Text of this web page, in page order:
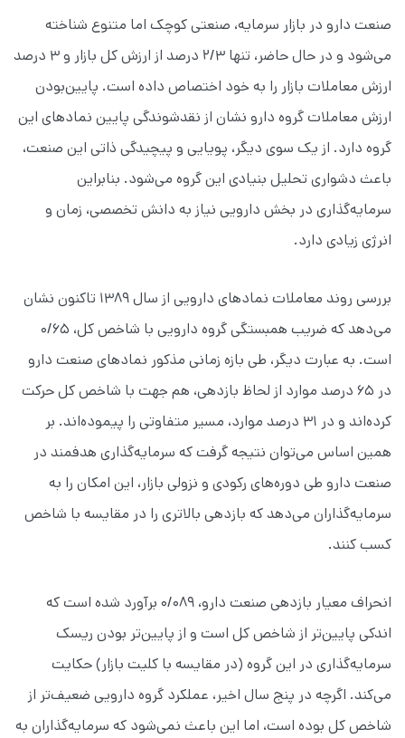
صنعت دارو در بازار سرمایه، صنعتی کوچک اما متنوع شناخته
می‌شود و در حال حاضر، تنها ۲/۳ درصد از ارزش کل بازار و ۳ درصد
ارزش معاملات بازار را به خود اختصاص داده است. پایین‌بودن
ارزش معاملات گروه دارو نشان از نقدشوندگی پایین نمادهای این
گروه دارد. از یک سوی دیگر، پویایی و پیچیدگی ذاتی این صنعت،
باعث دشواری تحلیل بنیادی این گروه می‌شود. بنابراین
سرمایه‌گذاری در بخش دارویی نیاز به دانش تخصصی، زمان و
انرژی زیادی دارد.
بررسی روند معاملات نمادهای دارویی از سال ۱۳۸۹ تاکنون نشان
می‌دهد که ضریب همبستگی گروه دارویی با شاخص کل، ۰/۶۵
است. به عبارت دیگر، طی بازه زمانی مذکور نمادهای صنعت دارو
در ۶۵ درصد موارد از لحاظ بازدهی، هم جهت با شاخص کل حرکت
کرده‌اند و در ۳۱ درصد موارد، مسیر متفاوتی را پیموده‌اند. بر
همین اساس می‌توان نتیجه گرفت که سرمایه‌گذاری هدفمند در
صنعت دارو طی دوره‌های رکودی و نزولی بازار، این امکان را به
سرمایه‌گذاران می‌دهد که بازدهی بالاتری را در مقایسه با شاخص
کسب کنند.
انحراف معیار بازدهی صنعت دارو، ۰/۰۸۹ برآورد شده است که
اندکی پایین‌تر از شاخص کل است و از پایین‌تر بودن ریسک
سرمایه‌گذاری در این گروه (در مقایسه با کلیت بازار) حکایت
می‌کند. اگرچه در پنج سال اخیر، عملکرد گروه دارویی ضعیف‌تر از
شاخص کل بوده است، اما این باعث نمی‌شود که سرمایه‌گذاران به